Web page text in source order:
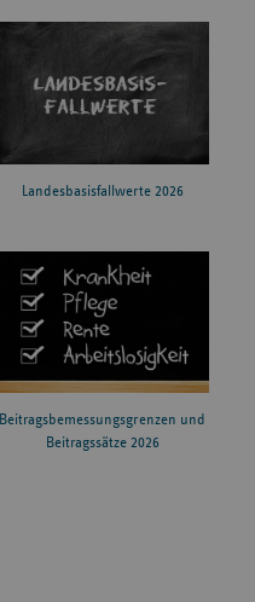
Landesbasisfallwerte 2026
Beitragsbemessungsgrenzen und
Beitragssätze 2026